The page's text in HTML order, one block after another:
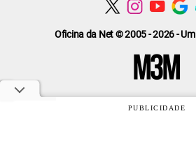
Oficina da Net © 2005 - 2026 -
PUBLICIDADE